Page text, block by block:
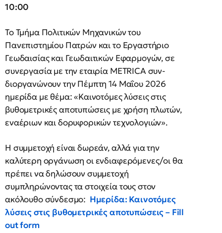
10:00
Το Τμήμα Πολιτικών Μηχανικών του
Πανεπιστημίου Πατρών και το Εργαστήριο
Γεωδαισίας και Γεωδαιτικών Εφαρμογών, σε
συνεργασία με την εταιρία METRICA συν-
διοργανώνουν την Πέμπτη 14 Μαΐου 2026
ημερίδα με θέμα: «Καινοτόμες λύσεις στις
βυθομετρικές αποτυπώσεις με χρήση πλωτών,
εναέριων και δορυφορικών τεχνολογιών».
Η συμμετοχή είναι δωρεάν, αλλά για την
καλύτερη οργάνωση οι ενδιαφερόμενες/οι θα
πρέπει να δηλώσουν συμμετοχή
συμπληρώνοντας τα στοιχεία τους στον
ακόλουθο σύνδεσμο: Ημερίδα: Καινοτόμες
λύσεις στις βυθομετρικές αποτυπώσεις – Fill
out form